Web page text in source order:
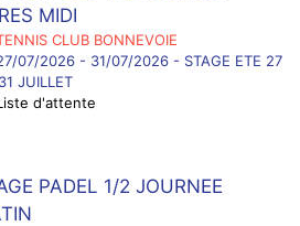
MIDI
CLUB BONNEVOIE
07/2026 - 31/07/2026 - STAGE ETE 27
JUILLET
d'attente
PADEL 1/2 JOURNEE